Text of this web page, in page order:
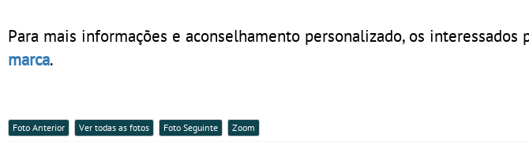
Para mais informações e aconselhamento personalizado, os interessados
marca.
Foto Anterior Ver todas as fotos Foto Seguinte Zoom